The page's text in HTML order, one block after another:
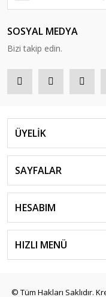
SOSYAL MEDYA
Bizi takip edin.
ÜYELİK
SAYFALAR
HESABIM
HIZLI MENÜ
© Tüm Hakları Saklıdır.